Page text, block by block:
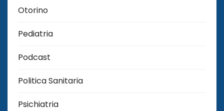
Otorino
Pediatria
Podcast
Politica Sanitaria
Psichiatria